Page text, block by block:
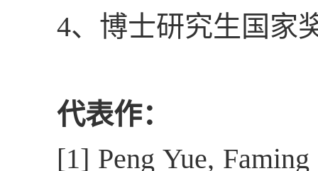
4、博士研究生国家
代表作：
[1] Peng Yue,